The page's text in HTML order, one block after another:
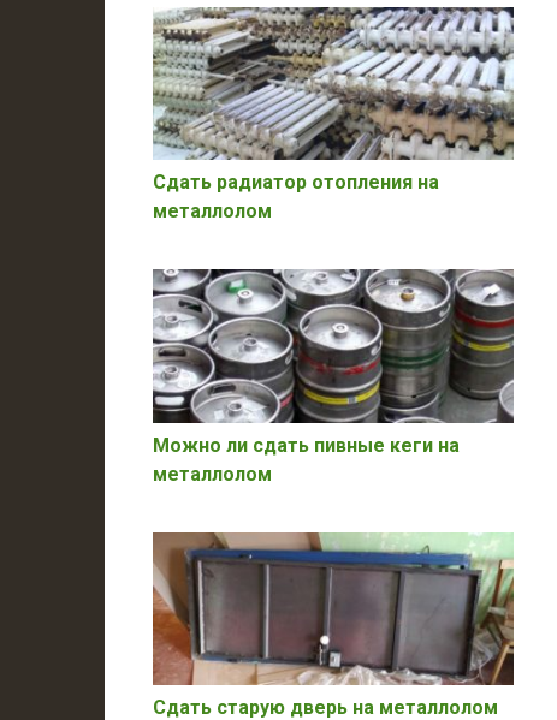
Сдать радиатор отопления на
металлолом
Можно ли сдать пивные кеги на
металлолом
Сдать старую дверь на металлолом